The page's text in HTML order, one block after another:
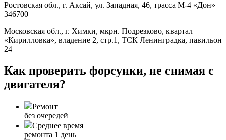
Ростовская обл., г. Аксай, ул. Западная, 46, трасса М-4 «Дон»
346700
Московская обл., г. Химки, мкрн. Подрезково, квартал
«Кирилловка», владение 2, стр.1, ТСК Ленинградка, павильон
24
Как проверить форсунки, не снимая с
двигателя?
Ремонт
без очередей
Среднее время
ремонта 1 день